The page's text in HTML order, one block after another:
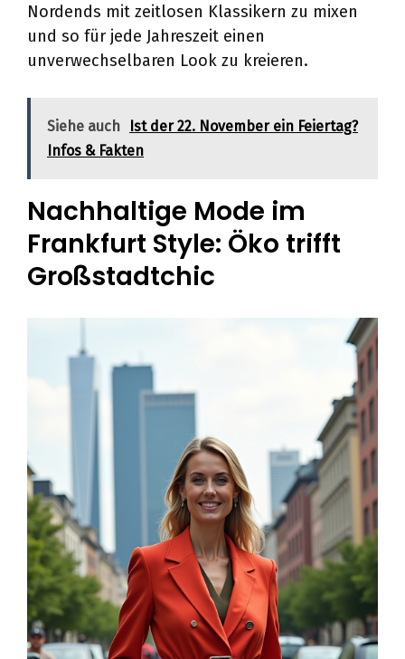
Nordends mit zeitlosen Klassikern zu mixen
und so für jede Jahreszeit einen
unverwechselbaren Look zu kreieren.
Siehe auch
Ist der 22. November ein Feiertag?
Infos & Fakten
Nachhaltige Mode im
Frankfurt Style: Öko trifft
Großstadtchic